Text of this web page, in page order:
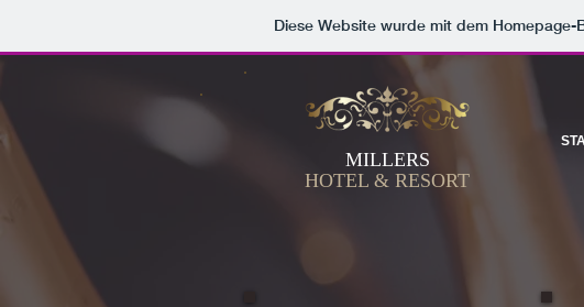
Diese Website wurde mit dem Homepage-
MILLERS
HOTEL & RESORT